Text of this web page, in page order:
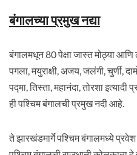
बंगालच्या प्रमुख नद्या
बंगालमधून 80 पेक्षा जास्त मोठ्या आणि
पगला, मयुराक्षी, अजय, जलंगी, चुर्णी,
पद्मा, तिस्ता, महानंदा, तोरशा
ही पश्चिम बंगालची प्रमुख नदी आहे.
ते झारखंडमार्गे पश्चिम बंगालमध्ये